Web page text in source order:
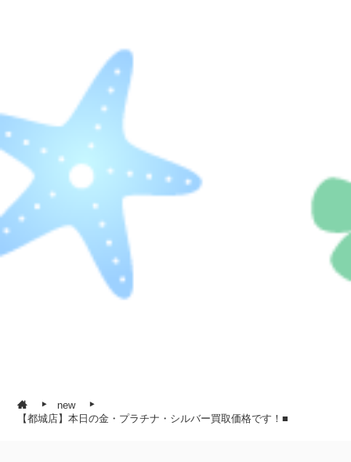
new
【都城店】本日の金・プラチナ・シルバー買取価格です！■